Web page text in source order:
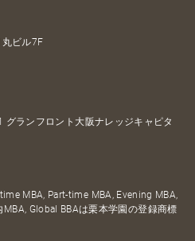
ビル7F
ランフロント大阪ナレッジキャピタ
MBA, Part-time MBA, Evening MBA,
Global BBAは栗本学園の登録商標